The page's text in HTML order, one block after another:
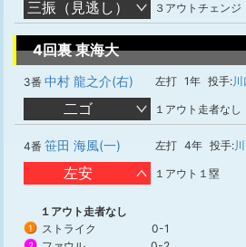
三振（見逃し） ３アウトチェンジ
4回裏 東海大
3番 中村 龍之介(右) 左打 1年 投手:
二ゴ １アウト走者なし
4番 笹田 海風(一) 左打 4年 投手:
左安 １アウト１塁
１アウト走者なし
1 ストライク 0-1